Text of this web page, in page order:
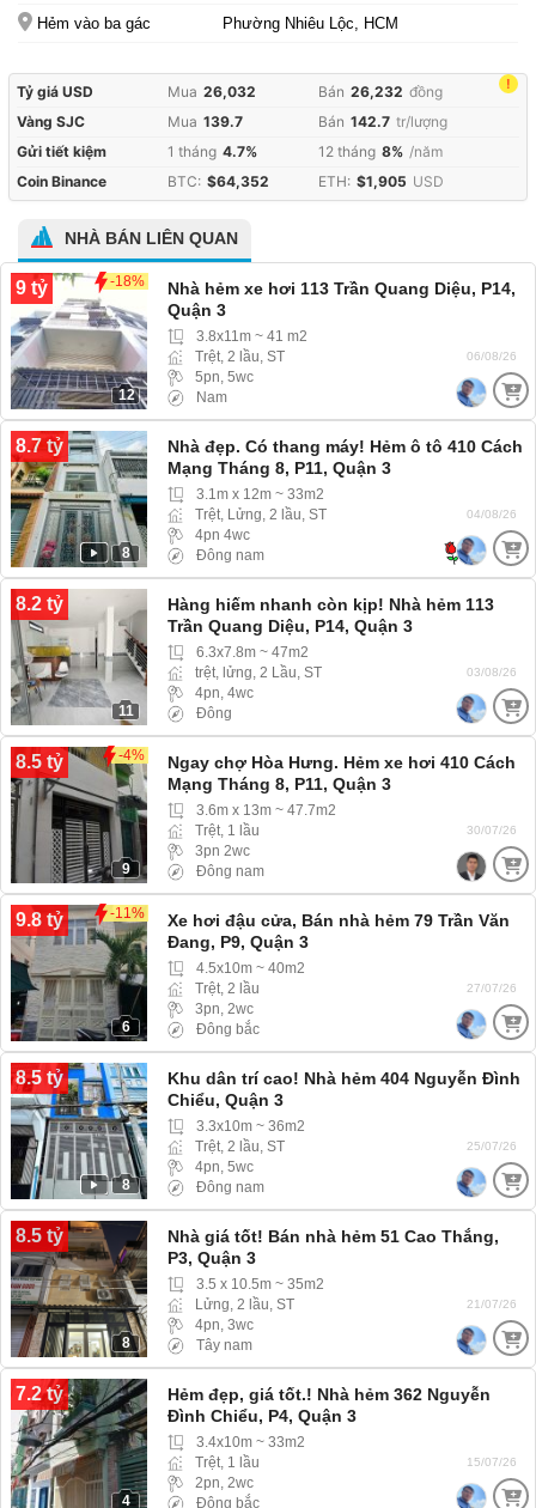
Hẻm vào ba gác Phường Nhiêu Lộc, HCM
!
Tỷ giá USD Mua 26,032 Bán 26,232 đồng
Vàng SJC
Mua 139.7 Bán 142.7 tr/lượng
Gửi tiết kiệm
1 tháng 4.7% 12 tháng 8% /năm
Coin Binance
BTC: $64,352 ETH: $1,905 USD
NHÀ BÁN LIÊN QUAN
9 tỷ -18%
12
Nhà hẻm xe hơi 113 Trần Quang Diệu, P14,
Quận 3
3.8x11m ~ 41 m2
Trệt, 2 lầu, ST
5pn, 5wc
Nam
06/08/26
8.7 tỷ
8
Nhà đẹp. Có thang máy! Hẻm ô tô 410 Cách
Mạng Tháng 8, P11, Quận 3
3.1m x 12m ~ 33m2
Trệt, Lửng, 2 lầu, ST
4pn 4wc
Đông nam
04/08/26
8.2 tỷ
11
Hàng hiếm nhanh còn kịp! Nhà hẻm 113
Trần Quang Diệu, P14, Quận 3
6.3x7.8m ~ 47m2
trệt, lửng, 2 Lầu, ST
4pn, 4wc
Đông
03/08/26
8.5 tỷ -4%
9
Ngay chợ Hòa Hưng. Hẻm xe hơi 410 Cách
Mạng Tháng 8, P11, Quận 3
3.6m x 13m ~ 47.7m2
Trệt, 1 lầu
3pn 2wc
Đông nam
30/07/26
9.8 tỷ -11%
6
Xe hơi đậu cửa, Bán nhà hẻm 79 Trần Văn
Đang, P9, Quận 3
4.5x10m ~ 40m2
Trệt, 2 lầu
3pn, 2wc
Đông bắc
27/07/26
8.5 tỷ
8
Khu dân trí cao! Nhà hẻm 404 Nguyễn Đình
Chiểu, Quận 3
3.3x10m ~ 36m2
Trệt, 2 lầu, ST
4pn, 5wc
Đông nam
25/07/26
8.5 tỷ
8
Nhà giá tốt! Bán nhà hẻm 51 Cao Thắng,
P3, Quận 3
3.5 x 10.5m ~ 35m2
Lửng, 2 lầu, ST
4pn, 3wc
Tây nam
21/07/26
7.2 tỷ
4
Hẻm đẹp, giá tốt.! Nhà hẻm 362 Nguyễn
Đình Chiểu, P4, Quận 3
3.4x10m ~ 33m2
Trệt, 1 lầu
2pn, 2wc
Đông bắc
15/07/26